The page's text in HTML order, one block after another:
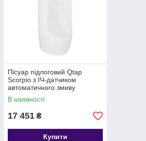
Пісуар підлоговий Qtap
Scorpio з ІЧ-датчиком
автоматичного змиву
430х370х990 White
QT1488101HW
В наявності
17 451 ₴
Купити